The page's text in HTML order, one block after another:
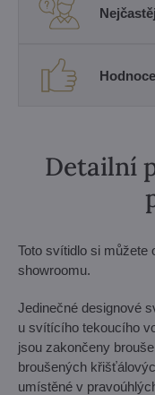
Detailní
Toto svítidlo si můžete
showroomu.
Jedinečné designové
u svítícího tekoucího
jsou zakončeny
broušených
umístěné v